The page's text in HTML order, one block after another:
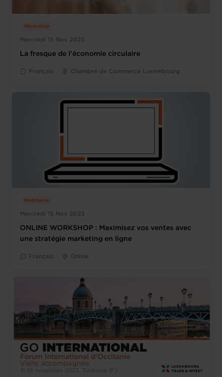
Mercredi 15 Nov 2023
Workshop
La fresque de l'économie circulaire
Français Chambre de Commerce Luxembourg
Mercredi 15 Nov 2023
Webinaire
ONLINE WORKSHOP : Maximisez vos ventes avec
une stratégie marketing en ligne
Français Online